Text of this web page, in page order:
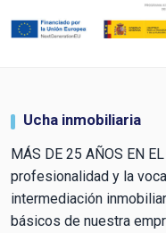
Ucha inmobiliaria
MÁS DE 25 AÑOS EN
profesionalidad y la
intermediación
básicos de nuestra